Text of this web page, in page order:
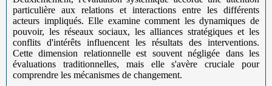
particulière aux relations et interactions entre les différents
acteurs impliqués. Elle examine comment les dynamiques de
pouvoir, les réseaux sociaux, les alliances stratégiques et les
conflits d'intérêts influencent les résultats des interventions.
Cette dimension relationnelle est souvent négligée dans les
évaluations traditionnelles, mais elle s'avère cruciale pour
comprendre les mécanismes de changement.